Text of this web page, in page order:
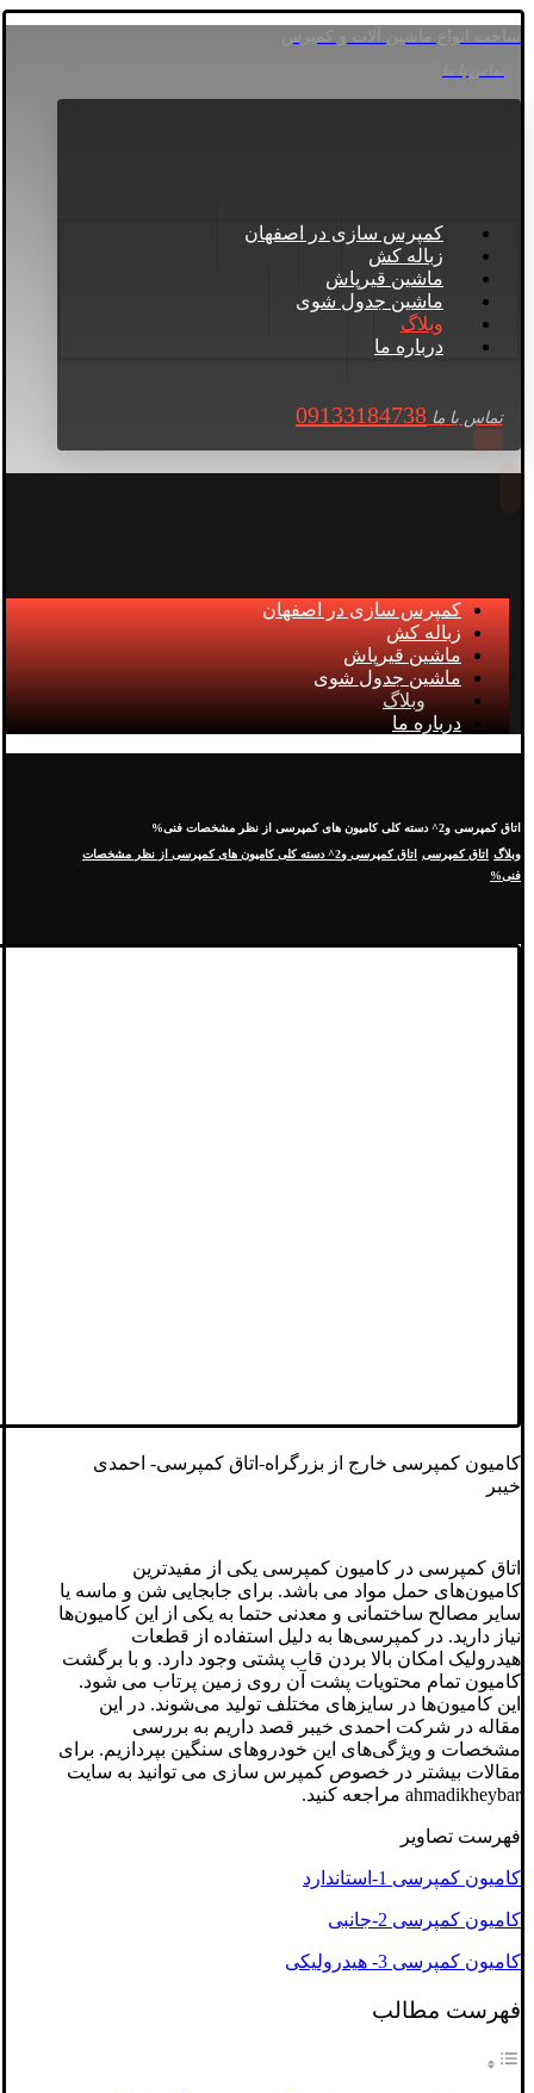
ساخت انواع ماشین آلات و کمپرس
کمپرس سازی در اصفهان
زباله کش
ماشین قیرپاش
ماشین جدول شوی
وبلاگ
درباره ما
تماس با ما 09133184738
کمپرس سازی در اصفهان
زباله کش
ماشین قیرپاش
ماشین جدول شوی
وبلاگ
درباره ما
اتاق کمپرسی و2^ دسته کلی کامیون های کمپرسی از نظر مشخصات فنی%
وبلاگ اتاق کمپرسی
اتاق کمپرسی و2^ دسته کلی کامیون های کمپرسی از نظر مشخصات
فنی%
کامیون کمپرسی خارج از بزرگراه-اتاق کمپرسی- احمدی
خیبر
اتاق کمپرسی در کامیون کمپرسی یکی از مفیدترین
کامیون‌های حمل مواد می باشد. برای جابجایی شن و ماسه یا
سایر مصالح ساختمانی و معدنی حتما به یکی از این کامیون‌ها
نیاز دارید. در کمپرسی‌ها به دلیل استفاده از قطعات
هیدرولیک امکان بالا بردن قاب پشتی وجود دارد. و با برگشت
کامیون تمام محتویات پشت آن روی زمین پرتاب می شود.
این کامیون‌ها در سایزهای مختلف تولید می‌شوند. در این
مقاله در شرکت احمدی خیبر قصد داریم به بررسی
مشخصات و ویژگی‌های این خودروهای سنگین بپردازیم. برای
مقالات بیشتر در خصوص کمپرس سازی می توانید به سایت
ahmadikheybar مراجعه کنید.
فهرست تصاویر
کامیون کمپرسی 1-استاندارد
کامیون کمپرسی 2-جانبی
کامیون کمپرسی 3- هیدرولیکی
فهرست مطالب